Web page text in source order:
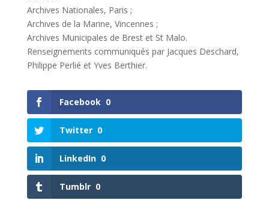
Archives Nationales, Paris ;
Archives de la Marine, Vincennes ;
Archives Municipales de Brest et St Malo.
Renseignements communiqués par Jacques Deschard,
Philippe Perlié et Yves Berthier.
Facebook 0
Twitter 0
LinkedIn 0
Tumblr 0